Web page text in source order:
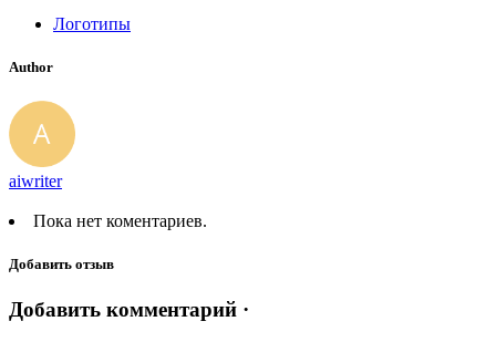
Логотипы
Author
aiwriter
Пока нет коментариев.
Добавить отзыв
Добавить комментарий ·